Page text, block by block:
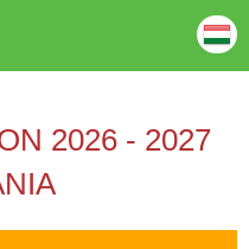
2026 - 2027